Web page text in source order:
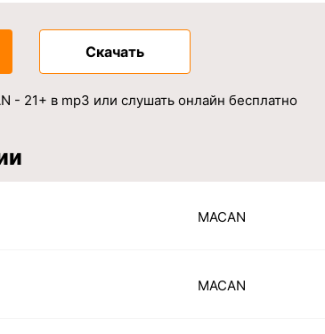
Скачать
- 21+ в mp3 или слушать онлайн бесплатно
MACAN
MACAN